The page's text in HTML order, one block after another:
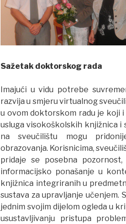
Sažetak doktorskog rada
Imajući u vidu potrebe
razvija u smjeru virtualnog
u ovom doktorskom radu je koji
usluga visokoškolskih knjižnica i
na sveučilištu mogu
obrazovanja. Korisnicima,
pridaje se posebna
informacijsko ponašanje u
knjižnica integriranih u
sustava za upravljanje učenjem.
jednim svojim dijelom ogleda u
usustavljivanju pristupa